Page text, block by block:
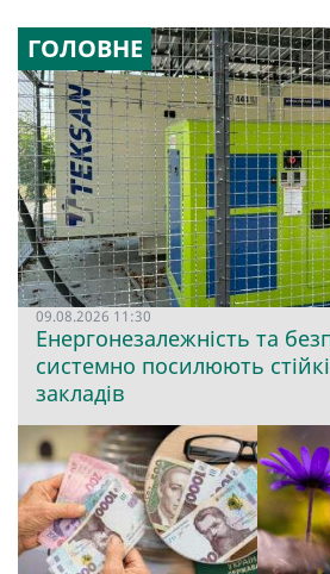
ГОЛОВНЕ
09.08.2026 11:30
Енергонезалежність та
системно посилюють
закладів